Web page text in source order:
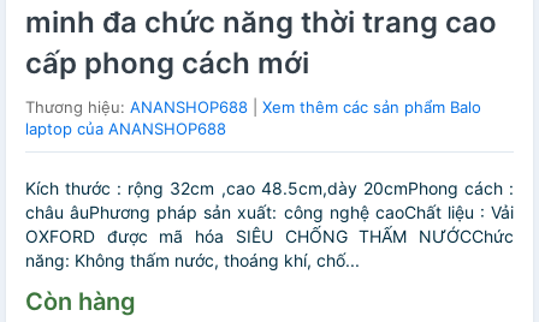
minh đa chức năng thời trang cao
cấp phong cách mới
Thương hiệu: ANANSHOP688
Xem thêm các sản phẩm Balo
laptop của ANANSHOP688
Kích thước : rộng 32cm ,cao 48.5cm,dày 20cmPhong cách :
châu âuPhương pháp sản xuất: công nghệ caoChất liệu : Vải
OXFORD được mã hóa SIÊU CHỐNG THẤM NƯỚCChức
năng: Không thấm nước, thoáng khí, chố...
Còn hàng